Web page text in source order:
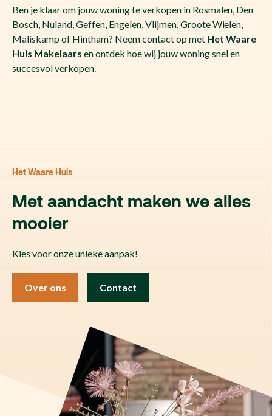
Ben je klaar om jouw woning te verkopen in Rosmalen, Den
Bosch, Nuland, Geffen, Engelen, Vlijmen, Groote Wielen,
Maliskamp of Hintham? Neem contact op met Het Waare
Huis Makelaars en ontdek hoe wij jouw woning snel en
succesvol verkopen.
Het Waare Huis
Met aandacht maken we alles
mooier
Kies voor onze unieke aanpak!
Over ons Contact